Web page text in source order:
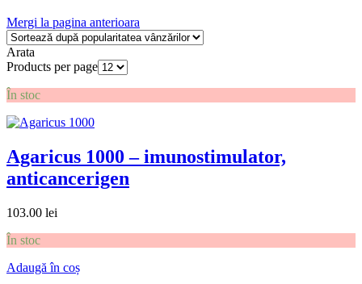
Mergi la pagina anterioara
Arata
Products per page
În stoc
Agaricus 1000 – imunostimulator,
anticancerigen
103.00 lei
În stoc
Adaugă în coș